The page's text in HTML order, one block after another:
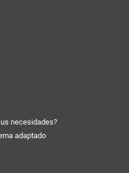
necesidades?
adaptado